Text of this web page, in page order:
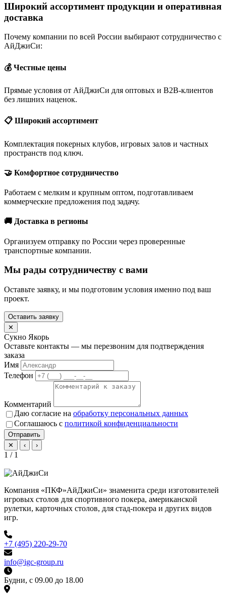
Широкий ассортимент продукции и оперативная
доставка
Почему компании по всей России выбирают сотрудничество с
АйДжиСи:
💰 Честные цены
Прямые условия от АйДжиСи для оптовых и B2B-клиентов
без лишних наценок.
📋 Широкий ассортимент
Комплектация покерных клубов, игровых залов и частных
пространств под ключ.
🤝 Комфортное сотрудничество
Работаем с мелким и крупным оптом, подготавливаем
коммерческие предложения под задачу.
🚚 Доставка в регионы
Организуем отправку по России через проверенные
транспортные компании.
Мы рады сотрудничеству с вами
Оставьте заявку, и мы подготовим условия именно под ваш
проект.
Оставить заявку
✕
Сукно Якорь
Оставьте контакты — мы перезвоним для подтверждения
заказа
Имя
Телефон
Комментарий
Даю согласие на обработку персональных данных
Соглашаюсь с политикой конфиденциальности
Отправить
✕
‹ ›
1 / 1
Компания «ПКФ»АйДжиСи» знаменита среди изготовителей
игровых столов для спортивного покера, американской
рулетки, карточных столов, для стад-покера и других видов
игр.
+7 (495) 220-29-70
info@igc-group.ru
Будни, с 09.00 до 18.00